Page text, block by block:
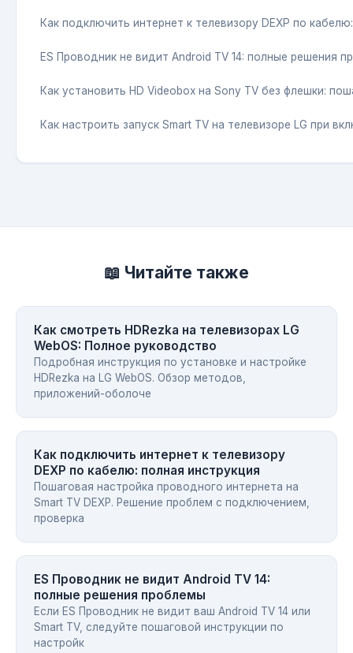
Как подключить интернет к телевизору DEXP по
ES Проводник не видит Android TV 14: полные решения
Как установить HD Videobox на Sony TV без флешки:
Как настроить запуск Smart TV на телевизоре LG при
📖 Читайте также
Как смотреть HDRezka на телевизорах LG
WebOS: Полное руководство
Подробная инструкция по установке и настройке
HDRezka на LG WebOS. Обзор методов,
приложений-оболоче
Как подключить интернет к телевизору
DEXP по кабелю: полная инструкция
Пошаговая настройка проводного интернета на
Smart TV DEXP. Решение проблем с подключением,
проверка
ES Проводник не видит Android TV 14:
полные решения проблемы
Если ES Проводник не видит ваш Android TV 14 или
Smart TV, следуйте пошаговой инструкции по
настройк